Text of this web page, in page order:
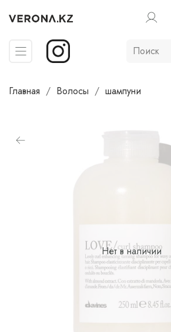
Главная Волосы шампуни
Нет в наличии